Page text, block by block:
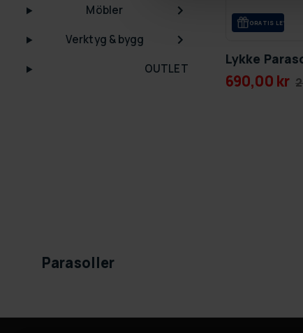
Möbler
Verktyg & bygg
OUTLET
GRA­TIS
Lykke
690,00 kr
Parasoller